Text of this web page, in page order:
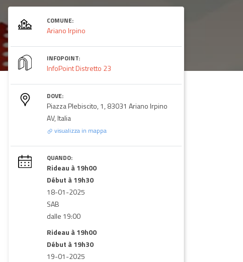
COMUNE:
Ariano Irpino
INFOPOINT:
InfoPoint Distretto 23
DOVE:
Piazza Plebiscito, 1, 83031 Ariano Irpino
AV, Italia
visualizza in mappa
QUANDO:
Rideau à 19h00
Début à 19h30
18-01-2025
SAB
dalle 19:00
Rideau à 19h00
Début à 19h30
19-01-2025